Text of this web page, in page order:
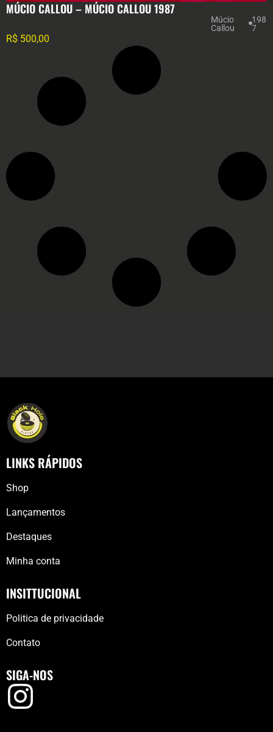
MÚCIO CALLOU – MÚCIO CALLOU 1987
Múcio
Callou
198
7
R$ 500,00
LINKS RÁPIDOS
Shop
Lançamentos
Destaques
Minha conta
INSITTUCIONAL
Politica de privacidade
Contato
SIGA-NOS